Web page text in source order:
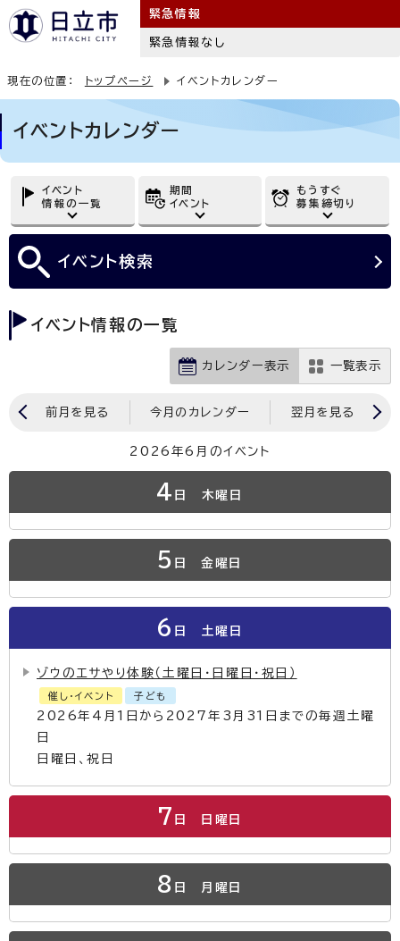
緊急情報
緊急情報なし
現在の位置： トップページ イベントカレンダー
イベントカレンダー
イベント
情報の一覧
期間
イベント
もうすぐ
募集締切り
イベント検索
イベント情報の一覧
カレンダー表示 一覧表示
前月を見る 今月のカレンダー 翌月を見る
2026年6月のイベント
4 日 木曜日
5 日 金曜日
6 日 土曜日
ゾウのエサやり体験（土曜日・日曜日・祝日）
催し・イベント 子ども
2026年4月1日から2027年3月31日までの毎週土曜
日
日曜日、祝日
7 日 日曜日
8 日 月曜日